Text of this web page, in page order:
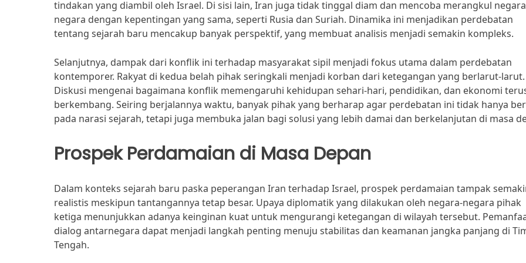
tindakan yang diambil oleh Israel. Di sisi lain, Iran juga tidak tinggal diam dan mencoba merangkul
negara dengan kepentingan yang sama, seperti Rusia dan Suriah. Dinamika ini menjadikan perdebatan
tentang sejarah baru mencakup banyak perspektif, yang membuat analisis menjadi semakin kompleks.
Selanjutnya, dampak dari konflik ini terhadap masyarakat sipil menjadi fokus utama dalam perdebatan
kontemporer. Rakyat di kedua belah pihak seringkali menjadi korban dari ketegangan yang berlarut-larut.
Diskusi mengenai bagaimana konflik memengaruhi kehidupan sehari-hari, pendidikan, dan ekonomi
berkembang. Seiring berjalannya waktu, banyak pihak yang berharap agar perdebatan ini tidak hanya
pada narasi sejarah, tetapi juga membuka jalan bagi solusi yang lebih damai dan berkelanjutan di masa
Prospek Perdamaian di Masa Depan
Dalam konteks sejarah baru paska peperangan Iran terhadap Israel, prospek perdamaian tampak
realistis meskipun tantangannya tetap besar. Upaya diplomatik yang dilakukan oleh negara-negara pihak
ketiga menunjukkan adanya keinginan kuat untuk mengurangi ketegangan di wilayah tersebut.
dialog antarnegara dapat menjadi langkah penting menuju stabilitas dan keamanan jangka panjang di
Tengah.